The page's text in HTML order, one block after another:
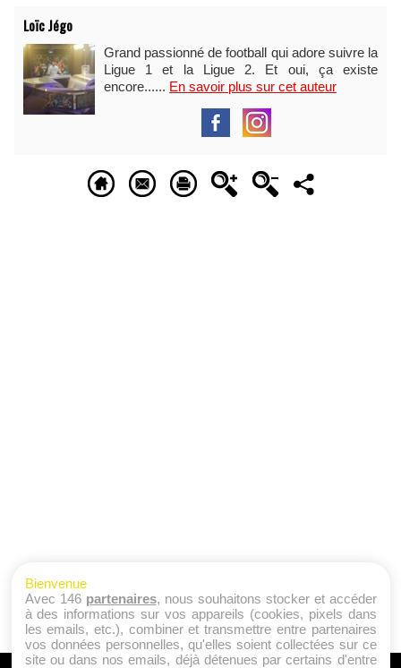
Loïc Jégo
Grand passionné de football qui adore suivre la
Ligue 1 et la Ligue 2. Et oui, ça existe
encore...... En savoir plus sur cet auteur
Bienvenue
Avec 146 partenaires, nous souhaitons stocker et accéder
à des informations sur vos appareils (cookies, pixels dans
les emails, etc.), combiner et transmettre entre partenaires
vos données personnelles, qu'elles soient collectées sur ce
site ou dans nos emails, déjà détenues par certains d'entre